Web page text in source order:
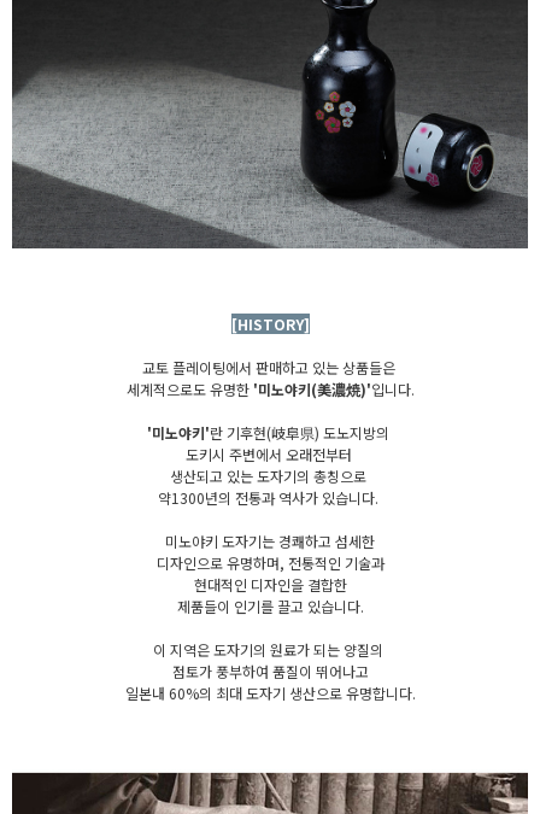
[HISTORY]
교토 플레이팅에서 판매하고 있는 상품들은
세계적으로도 유명한 '미노야키(美濃焼)'입니다.
'미노야키'란 기후현(岐阜県) 도노지방의
도키시 주변에서 오래전부터
생산되고 있는 도자기의 총칭으로
약1300년의 전통과 역사가 있습니다.
미노야키 도자기는 경쾌하고 섬세한
디자인으로 유명하며, 전통적인 기술과
현대적인 디자인을 결합한
제품들이 인기를 끌고 있습니다.
이 지역은 도자기의 원료가 되는 양질의
점토가 풍부하여 품질이 뛰어나고
일본내 60%의 최대 도자기 생산으로 유명합니다.